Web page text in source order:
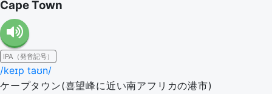
Cape Town
IPA（発音記号）
/keɪp taʊn/
ケープタウン(喜望峰に近い南アフリカの港市)